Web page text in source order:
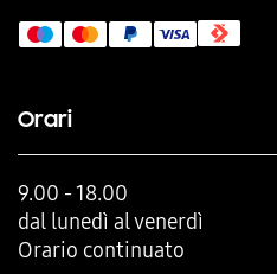
Orari
9.00 - 18.00
dal lunedì al venerdì
Orario continuato